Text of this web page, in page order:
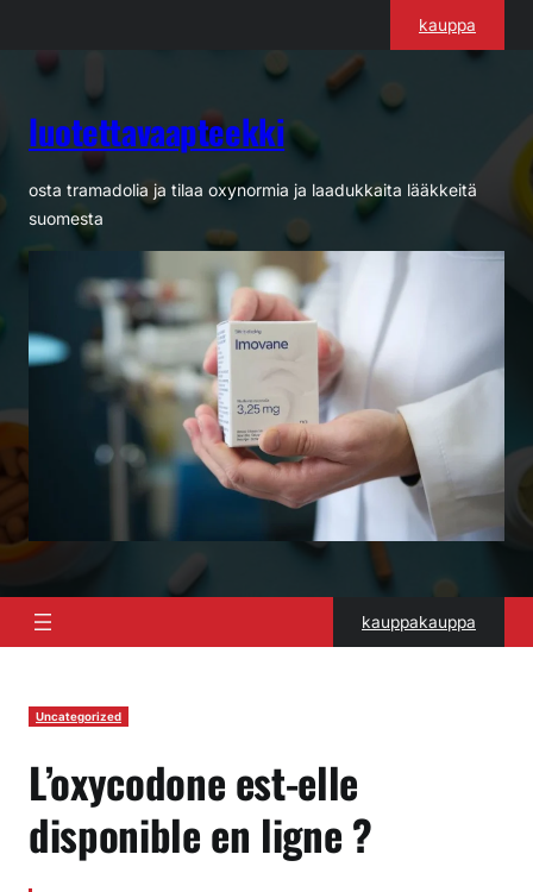
kauppa
luotettavaapteekki
osta tramadolia ja tilaa oxynormia ja laadukkaita lääkkeitä
suomesta
kauppakauppa
Uncategorized
L’oxycodone est-elle
disponible en ligne ?